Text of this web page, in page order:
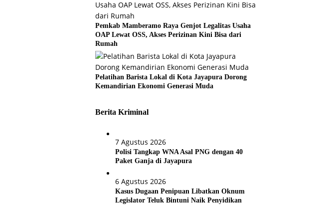
Pemkab Mamberamo Raya Genjot Legalitas Usaha
OAP Lewat OSS, Akses Perizinan Kini Bisa dari
Rumah
Pelatihan Barista Lokal di Kota Jayapura Dorong
Kemandirian Ekonomi Generasi Muda
Berita Kriminal
7 Agustus 2026
Polisi Tangkap WNA Asal PNG dengan 40
Paket Ganja di Jayapura
6 Agustus 2026
Kasus Dugaan Penipuan Libatkan Oknum
Legislator Teluk Bintuni Naik Penyidikan